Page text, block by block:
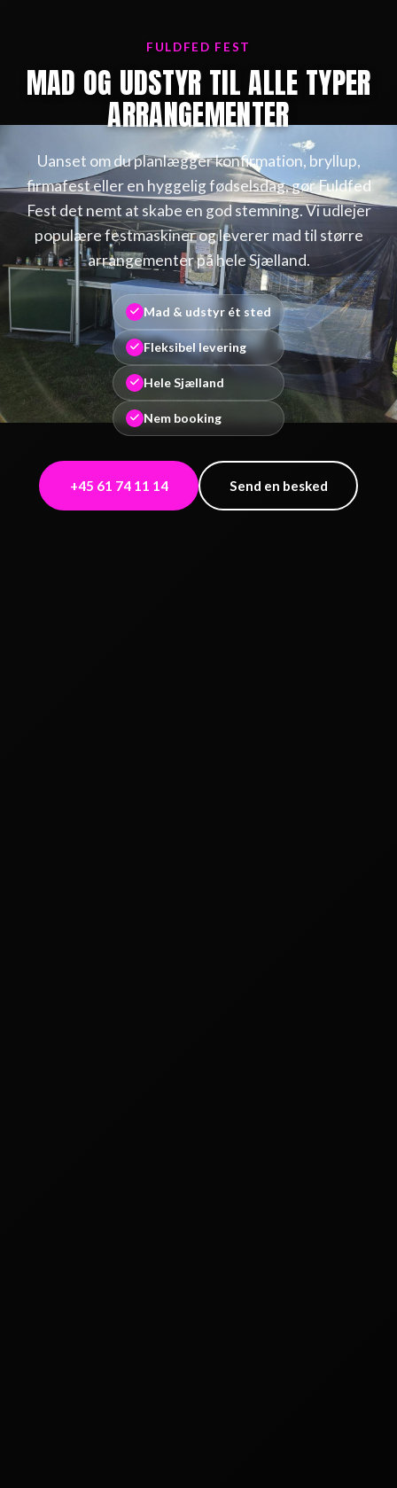
FULDFED FEST
MAD OG UDSTYR TIL ALLE TYPER
ARRANGEMENTER
Uanset om du planlægger konfirmation, bryllup,
firmafest eller en hyggelig fødselsdag, gør Fuldfed
Fest det nemt at skabe en god stemning. Vi udlejer
populære festmaskiner og leverer mad til større
arrangementer på hele Sjælland.
Mad & udstyr ét sted
Fleksibel levering
Hele Sjælland
Nem booking
+45 61 74 11 14 Send en besked